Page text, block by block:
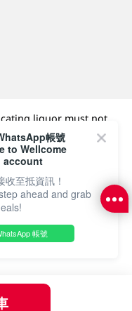
liquor must not
18) in the course of
年人 (18 歲以下人士)
Dairy Farm Company
帳號
to Wellcome
account
收至抵資訊！
ahead and grab
帳號